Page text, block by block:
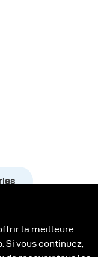
la meilleure
Si vous continuez,